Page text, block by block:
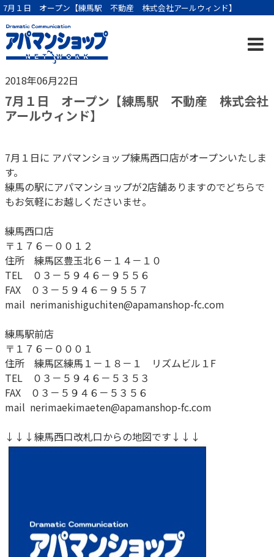
7月１日 オープン【練馬駅 不動産 株式会社アールウィンド】
2018年06月22日
7月１日 オープン【練馬駅 不動産 株式会社
アールウィンド】
7月１日に アパマンショップ練馬西口店がオープンいたしま
す。
練馬の駅にアパマンショップが2店舗ありますのでどちらで
もお気軽にお越しくださいませ。
練馬西口店
〒１７６－００１２
住所 練馬区豊玉北６－１４－１０
TEL ０３－５９４６－９５５６
FAX ０３－５９４６－９５５７
mail nerimanishiguchiten@apamanshop-fc.com
練馬駅前店
〒１７６－０００１
住所 練馬区練馬１－１８－１ リズムビル１F
TEL ０３－５９４６－５３５３
FAX ０３－５９４６－５３５６
mail nerimaekimaeten@apamanshop-fc.com
↓↓↓練馬西口改札口からの地図です↓↓↓